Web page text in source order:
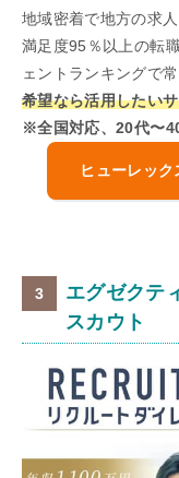
地域密着で地方の求
満足度95％以上の転
ェントランキングで
希望なら活用したい
※全国対応、20代〜
ヒューレッ
エグゼクテ
スカウト